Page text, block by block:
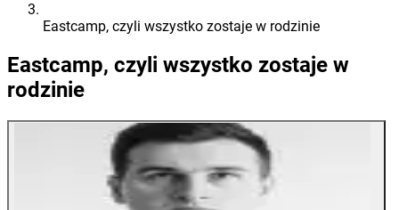
Eastcamp, czyli wszystko zostaje w rodzinie
Eastcamp, czyli wszystko zostaje w
rodzinie